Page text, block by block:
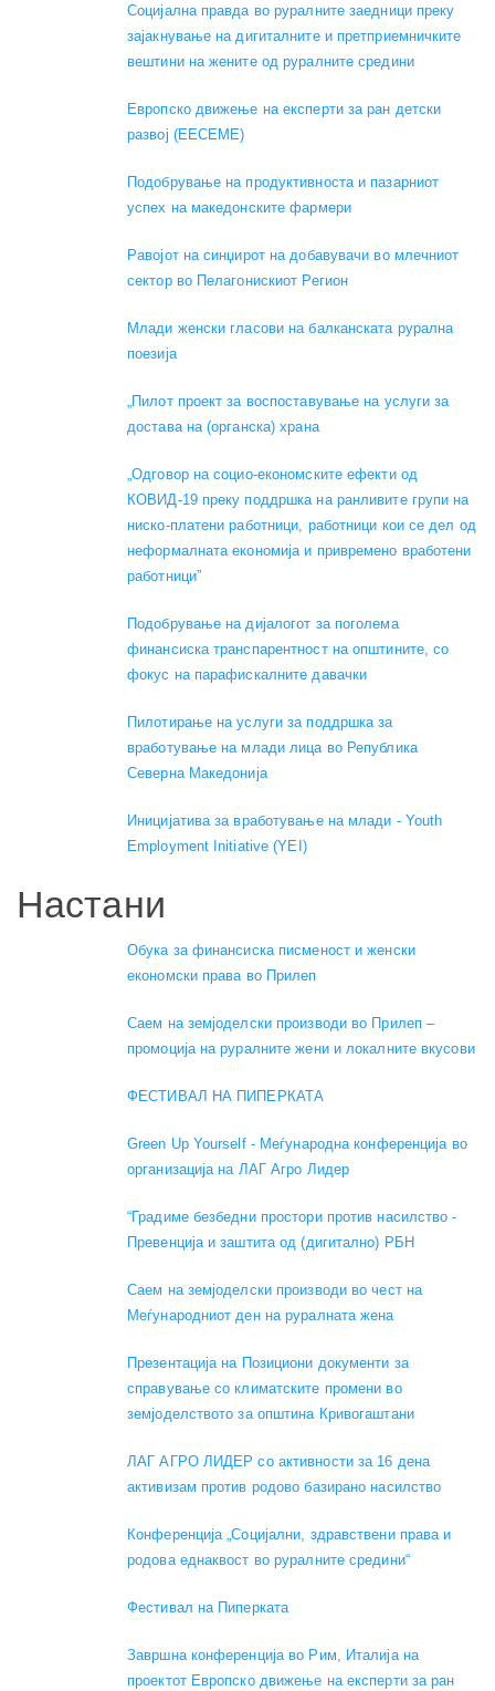
Социјална правда во руралните заедници преку
зајакнување на дигиталните и претприемничките
вештини на жените од руралните средини
Европско движење на експерти за ран детски
развој (EECEME)
Подобрување на продуктивноста и пазарниот
успех на македонските фармери
Равојот на синџирот на добавувачи во млечниот
сектор во Пелагонискиот Регион
Mлади женски гласови на балканската рурална
поезија
„Пилот проект за воспоставување на услуги за
достава на (органска) храна
„Одговор на социо-економските ефекти од
КОВИД-19 преку поддршка на ранливите групи на
ниско-платени работници, работници кои се дел од
неформалната економија и привремено вработени
работници”
Подобрување на дијалогот за поголема
финансиска транспарентност на општините, со
фокус на парафискалните давачки
Пилотирање на услуги за поддршка за
вработување на млади лица во Република
Северна Македонија
Иницијатива за вработување на млади - Youth
Employment Initiative (YEI)
Настани
Обука за финансиска писменост и женски
економски права во Прилеп
Саем на земјоделски производи во Прилеп –
промоција на руралните жени и локалните вкусови
ФЕСТИВАЛ НА ПИПЕРКАТА
Green Up Yourself - Меѓународна конференција во
организација на ЛАГ Агро Лидер
“Градиме безбедни простори против насилство -
Превенција и заштита од (дигитално) РБН
Саем на земјоделски производи во чест на
Меѓународниот ден на руралната жена
Презентација на Позициони документи за
справување со климатските промени во
земјоделството за општина Кривогаштани
ЛАГ АГРО ЛИДЕР со активности за 16 дена
активизам против родово базирано насилство
Конференција „Социјални, здравствени права и
родова еднаквост во руралните средини“
Фестивал на Пиперката
Завршна конференција во Рим, Италија на
проектот Европско движење на експерти за ран